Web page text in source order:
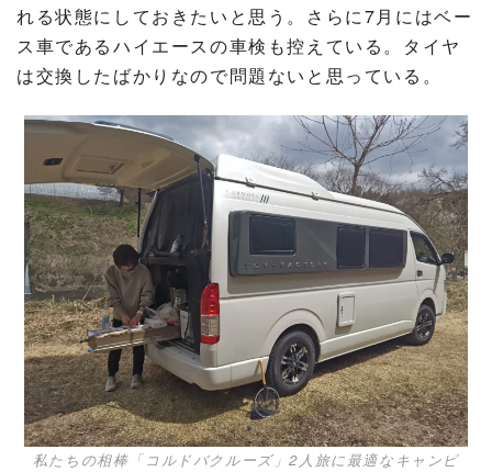
れる状態にしておきたいと思う。さらに7月にはベー
ス車であるハイエースの車検も控えている。タイヤ
は交換したばかりなので問題ないと思っている。
私たちの相棒「コルドバクルーズ」2人旅に最適なキャンピ